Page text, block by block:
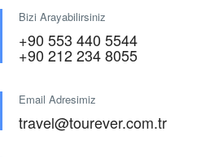
Bizi Arayabilirsiniz
+90 553 440 5544
+90 212 234 8055
Email Adresimiz
travel@tourever.com.tr